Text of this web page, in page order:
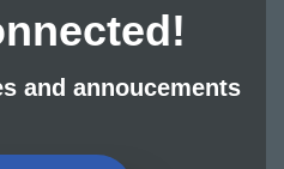
and annoucements